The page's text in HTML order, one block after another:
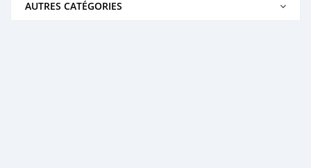
AUTRES CATÉGORIES